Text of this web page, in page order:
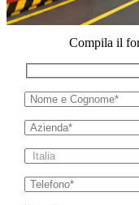
Compila il